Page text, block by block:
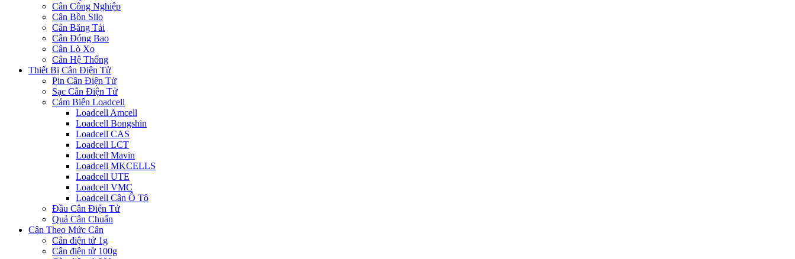
Cân Công Nghiệp
Cân Bồn Silo
Cân Băng Tải
Cân Đóng Bao
Cân Lò Xo
Cân Hệ Thống
Thiết Bị Cân Điện Tử
Pin Cân Điện Tử
Sạc Cân Điện Tử
Cảm Biến Loadcell
Loadcell Amcell
Loadcell Bongshin
Loadcell CAS
Loadcell LCT
Loadcell Mavin
Loadcell MKCELLS
Loadcell UTE
Loadcell VMC
Loadcell Cân Ô Tô
Đầu Cân Điện Tử
Quả Cân Chuẩn
Cân Theo Mức Cân
Cân điện tử 1g
Cân điện tử 100g